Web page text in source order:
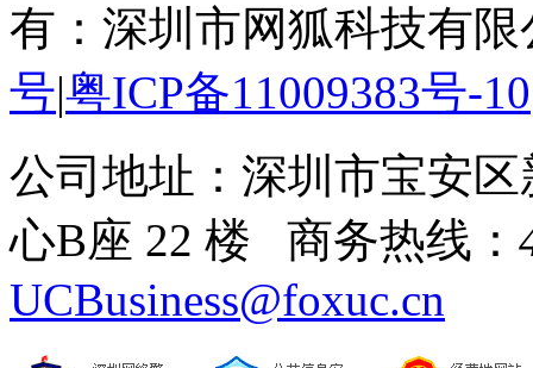
有：深圳市网狐科技有限
号|粤ICP备11009383号-10
公司地址：深圳市宝安
心B座 22 楼 商务热线：
UCBusiness@foxuc.cn